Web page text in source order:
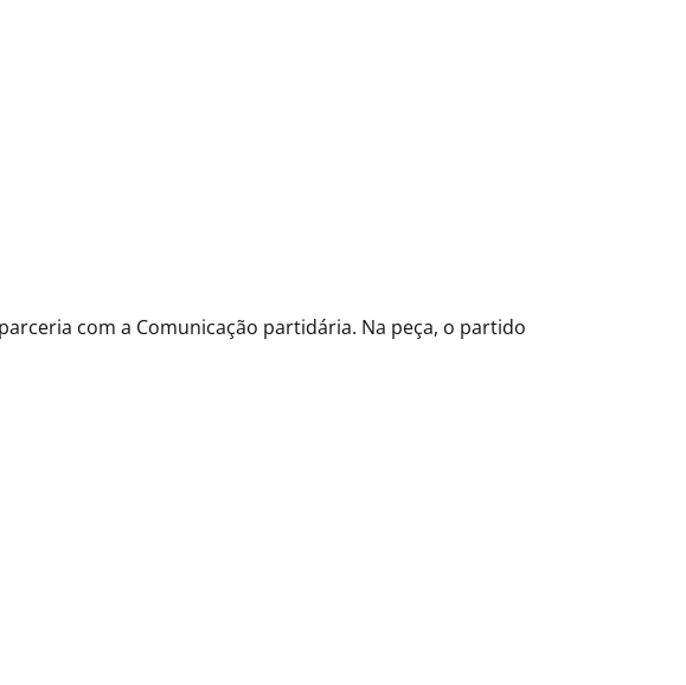
com a Comunicação partidária. Na peça, o partido